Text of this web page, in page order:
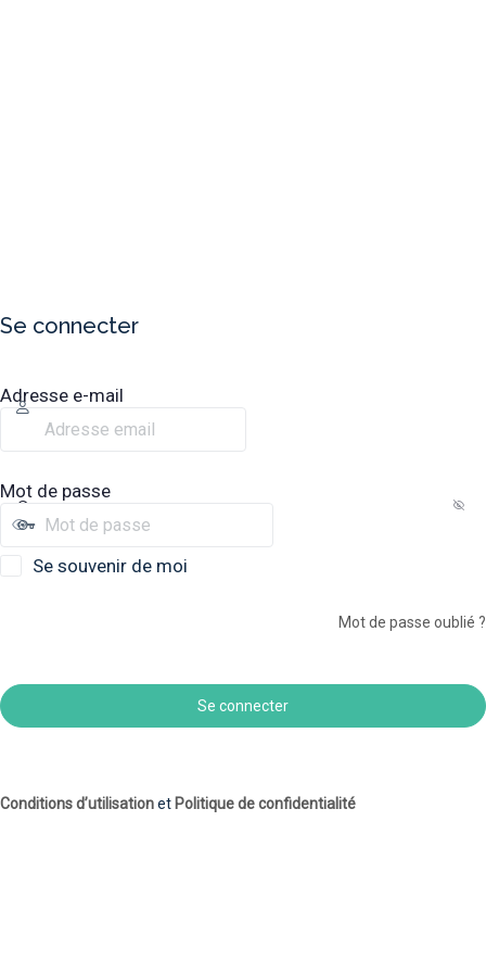
Se connecter
Adresse e-mail
Mot de passe
Se souvenir de moi
Mot de passe oublié ?
Conditions d’utilisationet Politique de confidentialité